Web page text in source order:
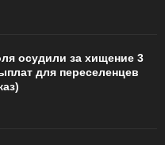
осудили за хищение 3
для переселенцев